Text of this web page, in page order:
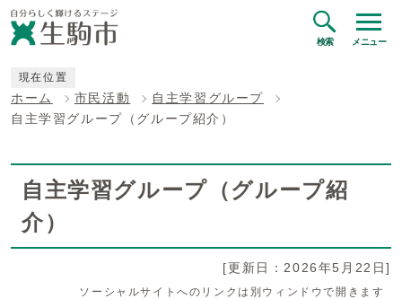
検索 メニュー
現在位置
ホーム 市民活動
自主学習グループ
自主学習グループ（グループ紹介）
自主学習グループ（グループ紹
介）
[更新日：2026年5月22日]
ソーシャルサイトへのリンクは別ウィンドウで開きます